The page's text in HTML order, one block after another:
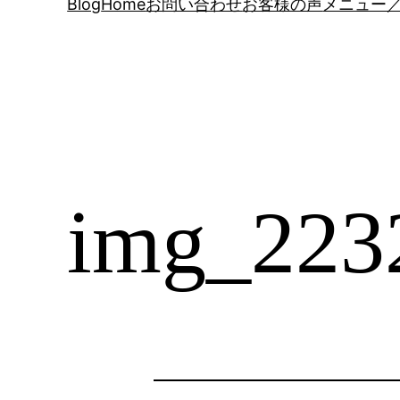
BlogHomeお問い合わせお客様の声 メニュー